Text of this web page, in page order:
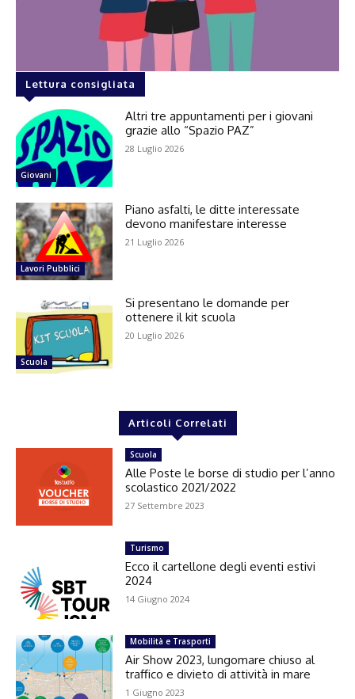
Lettura consigliata
Giovani
Altri tre appuntamenti per i giovani
grazie allo “Spazio PAZ”
28 Luglio 2026
Lavori Pubblici
Piano asfalti, le ditte interessate
devono manifestare interesse
21 Luglio 2026
Scuola
Si presentano le domande per
ottenere il kit scuola
20 Luglio 2026
Articoli Correlati
Scuola
Alle Poste le borse di studio per l’anno
scolastico 2021/2022
27 Settembre 2023
Turismo
Ecco il cartellone degli eventi estivi
2024
14 Giugno 2024
Mobilità e Trasporti
Air Show 2023, lungomare chiuso al
traffico e divieto di attività in mare
1 Giugno 2023